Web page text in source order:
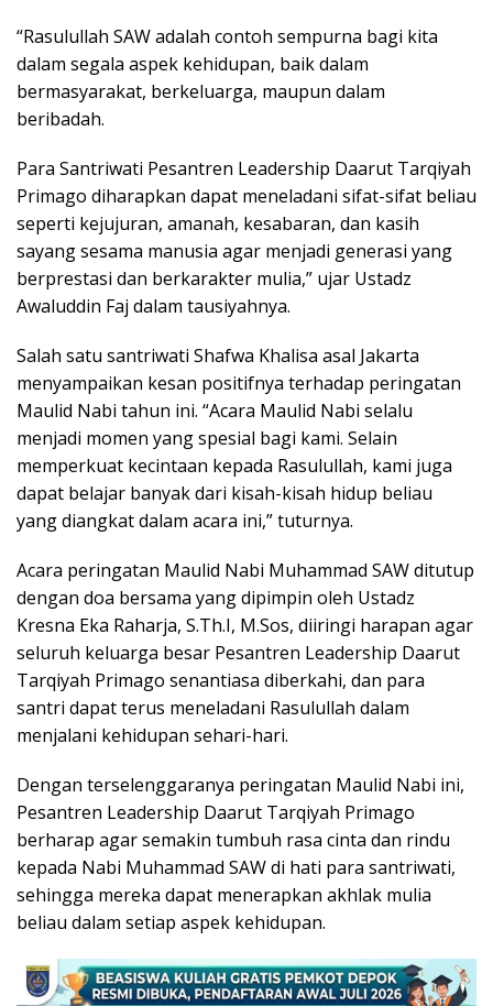
“Rasulullah SAW adalah contoh sempurna bagi kita
dalam segala aspek kehidupan, baik dalam
bermasyarakat, berkeluarga, maupun dalam
beribadah.
Para Santriwati Pesantren Leadership Daarut Tarqiyah
Primago diharapkan dapat meneladani sifat-sifat beliau
seperti kejujuran, amanah, kesabaran, dan kasih
sayang sesama manusia agar menjadi generasi yang
berprestasi dan berkarakter mulia,” ujar Ustadz
Awaluddin Faj dalam tausiyahnya.
Salah satu santriwati Shafwa Khalisa asal Jakarta
menyampaikan kesan positifnya terhadap peringatan
Maulid Nabi tahun ini. “Acara Maulid Nabi selalu
menjadi momen yang spesial bagi kami. Selain
memperkuat kecintaan kepada Rasulullah, kami juga
dapat belajar banyak dari kisah-kisah hidup beliau
yang diangkat dalam acara ini,” tuturnya.
Acara peringatan Maulid Nabi Muhammad SAW ditutup
dengan doa bersama yang dipimpin oleh Ustadz
Kresna Eka Raharja, S.Th.I, M.Sos, diiringi harapan agar
seluruh keluarga besar Pesantren Leadership Daarut
Tarqiyah Primago senantiasa diberkahi, dan para
santri dapat terus meneladani Rasulullah dalam
menjalani kehidupan sehari-hari.
Dengan terselenggaranya peringatan Maulid Nabi ini,
Pesantren Leadership Daarut Tarqiyah Primago
berharap agar semakin tumbuh rasa cinta dan rindu
kepada Nabi Muhammad SAW di hati para santriwati,
sehingga mereka dapat menerapkan akhlak mulia
beliau dalam setiap aspek kehidupan.